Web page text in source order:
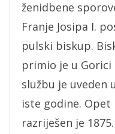
ženidbene
Franje Josipa I.
pulski biskup.
primio je u Gorici
službu je uveden
iste godine.
razriješen je